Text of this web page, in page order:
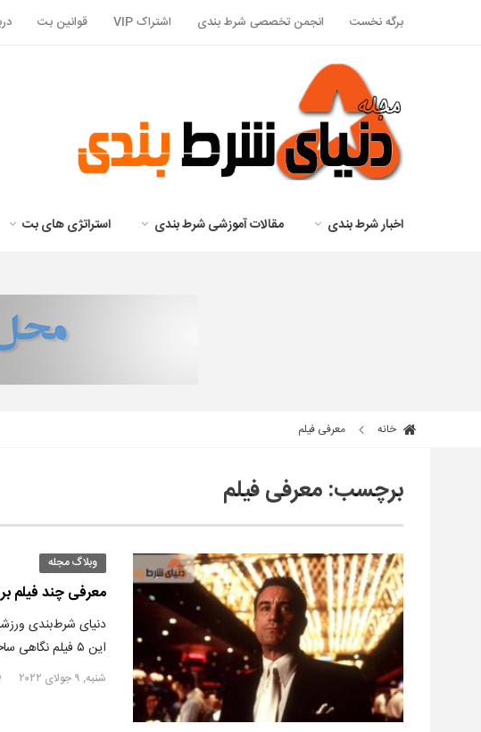
برگه نخست انجمن تخصصی شرط بندی اشتراک VIP قوانین بت
اخبار شرط بندی مقالات آموزشی شرط بندی استراتژی های بت
خانه معرفی فیلم
برچسب:معرفی فیلم
وبلاگ مجله
معرفی چند فیلم
دنیای شرط‌بندی
این ۵ فیلم نگاهی ساختگی اما آموزنده به زندگی همه کسانی که در دنیای…
شنبه, ۹ جولای ۲۰۲۲